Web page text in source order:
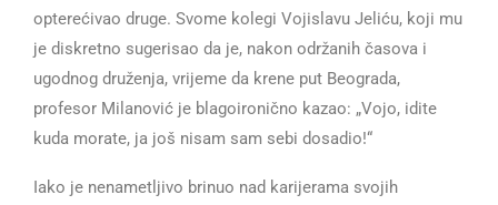
opterećivao druge. Svome kolegi Vojislavu Jeliću, koji mu
je diskretno sugerisao da je, nakon održanih časova i
ugodnog druženja, vrijeme da krene put Beograda,
profesor Milanović je blagoironično kazao: „Vojo, idite
kuda morate, ja još nisam sam sebi dosadio!“
Iako je nenametljivo brinuo nad karijerama svojih